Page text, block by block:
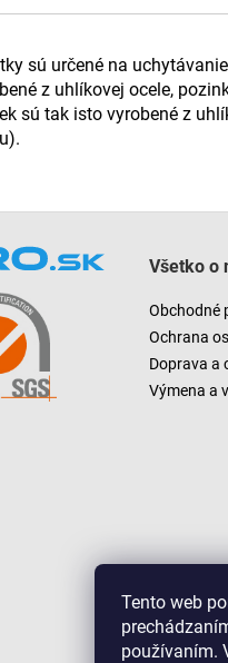
Tento web
používaním.
sú určené na
z uhlíkovej ocele,
sú tak isto vyrobené z
Všetko o
Obchodné
Ochrana
Doprava a
Výmena a